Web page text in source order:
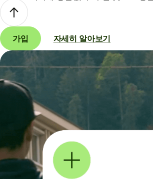
가입 자세히 알아보기